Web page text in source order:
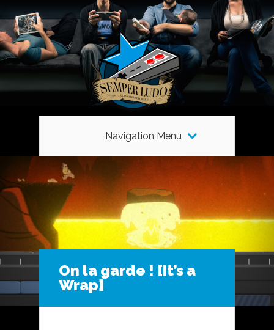
Navigation Menu
On la garde ! [It’s a
Wrap]